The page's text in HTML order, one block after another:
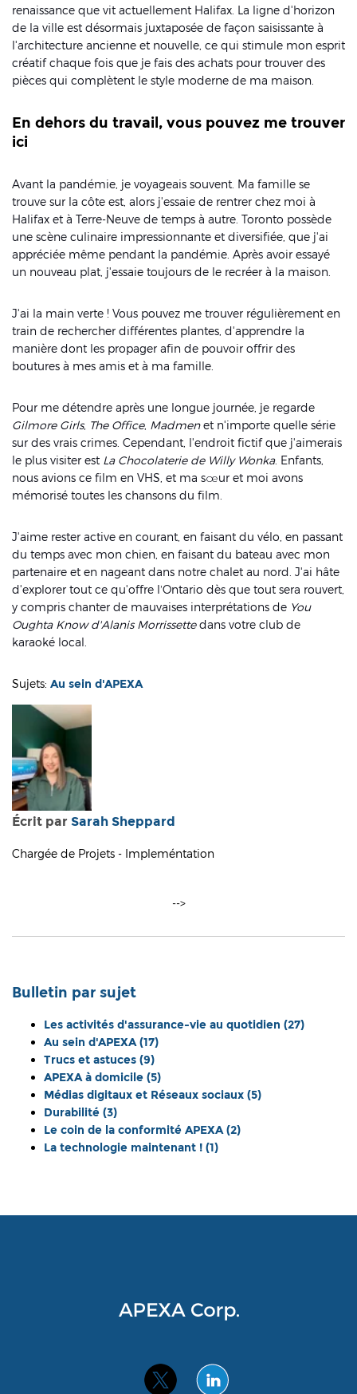
renaissance que vit actuellement Halifax. La ligne d'horizon
de la ville est désormais juxtaposée de façon saisissante à
l'architecture ancienne et nouvelle, ce qui stimule mon esprit
créatif chaque fois que je fais des achats pour trouver des
pièces qui complètent le style moderne de ma maison.
En dehors du travail, vous pouvez me trouver
ici
Avant la pandémie, je voyageais souvent. Ma famille se
trouve sur la côte est, alors j'essaie de rentrer chez moi à
Halifax et à Terre-Neuve de temps à autre. Toronto possède
une scène culinaire impressionnante et diversifiée, que j'ai
appréciée même pendant la pandémie. Après avoir essayé
un nouveau plat, j'essaie toujours de le recréer à la maison.
J'ai la main verte ! Vous pouvez me trouver régulièrement en
train de rechercher différentes plantes, d'apprendre la
manière dont les propager afin de pouvoir offrir des
boutures à mes amis et à ma famille.
Pour me détendre après une longue journée, je regarde
Gilmore Girls, The Office, Madmenet n'importe quelle série
sur des vrais crimes. Cependant, l'endroit fictif que j'aimerais
le plus visiter est La Chocolaterie de Willy Wonka. Enfants,
nous avions ce film en VHS, et ma sœur et moi avons
mémorisé toutes les chansons du film.
J'aime rester active en courant, en faisant du vélo, en passant
du temps avec mon chien, en faisant du bateau avec mon
partenaire et en nageant dans notre chalet au nord. J'ai hâte
d'explorer tout ce qu'offre l’Ontario dès que tout sera rouvert,
y compris chanter de mauvaises interprétations de You
Oughta Know d'Alanis Morrissettedans votre club de
karaoké local.
Sujets: Au sein d'APEXA
Écrit par Sarah Sheppard
Chargée de Projets - Impleméntation
-->
Bulletin par sujet
Les activités d'assurance-vie au quotidien (27)
Au sein d'APEXA(17)
Trucs et astuces (9)
APEXA à domicile (5)
Médias digitaux et Réseaux sociaux (5)
Durabilité (3)
Le coin de la conformité APEXA(2)
La technologie maintenant ! (1)